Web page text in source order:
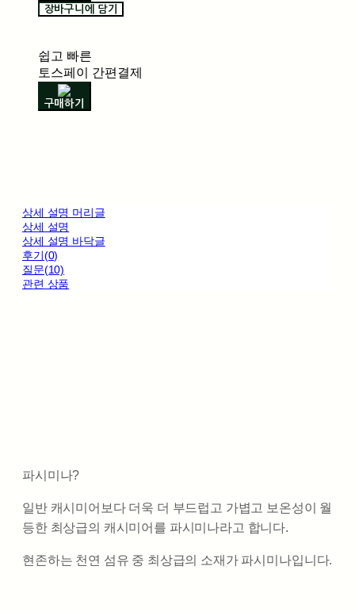
장바구니에 담기
쉽고 빠른
토스페이 간편결제
구매하기
상세 설명 머리글
상세 설명
상세 설명 바닥글
후기(0)
질문(10)
관련 상품
파시미나?
일반 캐시미어보다 더욱 더 부드럽고 가볍고 보온성이 월
등한 최상급의 캐시미어를 파시미나라고 합니다.
현존하는 천연 섬유 중 최상급의 소재가 파시미나입니다.